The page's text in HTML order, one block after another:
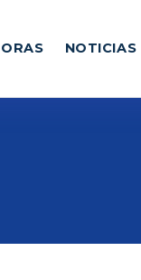
NOTICIAS